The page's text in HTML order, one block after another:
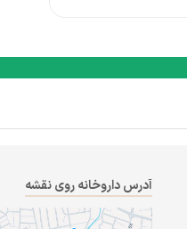
آدرس داروخانه روی نقشه